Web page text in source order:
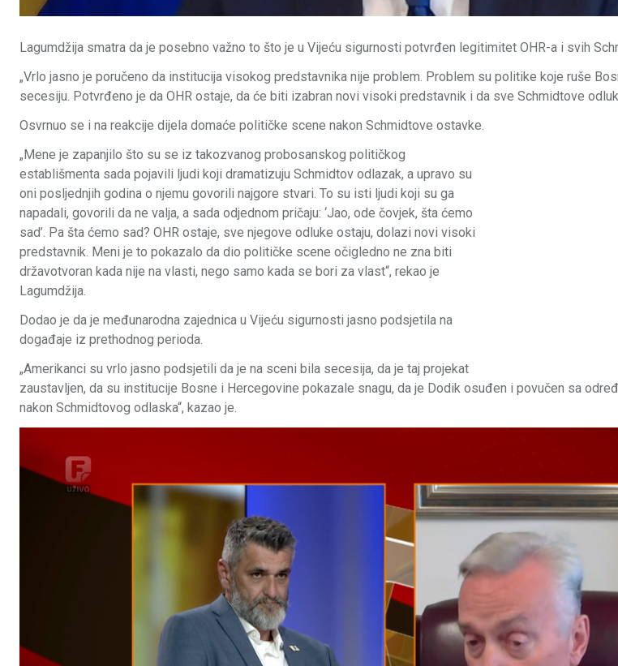
Lagumdžija smatra da je posebno važno to što je u Vijeću sigurnosti potvrđen legitimitet OHR-a i svih
„Vrlo jasno je poručeno da institucija visokog predstavnika nije problem. Problem su politike koje ruše
secesiju. Potvrđeno je da OHR ostaje, da će biti izabran novi visoki predstavnik i da sve Schmidtove
Osvrnuo se i na reakcije dijela domaće političke scene nakon Schmidtove ostavke.
„Mene je zapanjilo što su se iz takozvanog probosanskog političkog
establišmenta sada pojavili ljudi koji dramatizuju Schmidtov odlazak, a upravo su
oni posljednjih godina o njemu govorili najgore stvari. To su isti ljudi koji su ga
napadali, govorili da ne valja, a sada odjednom pričaju: ‘Jao, ode čovjek, šta ćemo
sad’. Pa šta ćemo sad? OHR ostaje, sve njegove odluke ostaju, dolazi novi visoki
predstavnik. Meni je to pokazalo da dio političke scene očigledno ne zna biti
državotvoran kada nije na vlasti, nego samo kada se bori za vlast“, rekao je
Lagumdžija.
Dodao je da je međunarodna zajednica u Vijeću sigurnosti jasno podsjetila na
događaje iz prethodnog perioda.
„Amerikanci su vrlo jasno podsjetili da je na sceni bila secesija, da je taj projekat
zaustavljen, da su institucije Bosne i Hercegovine pokazale snagu, da je Dodik osuđen i povučen sa
nakon Schmidtovog odlaska“, kazao je.